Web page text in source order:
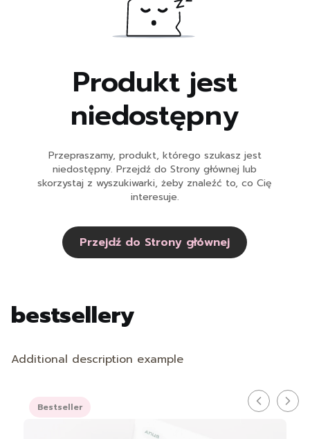
Produkt jest
niedostępny
Przepraszamy, produkt, którego szukasz jest
niedostępny. Przejdź do Strony głównej lub
skorzystaj z wyszukiwarki, żeby znaleźć to, co Cię
interesuje.
Przejdź do Strony głównej
bestsellery
Additional description example
Bestseller